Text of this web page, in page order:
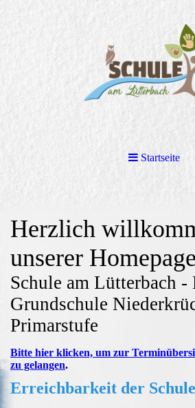
Startseite
Herzlich
unserer Homepage
Schule am Lütterbach -
Grundschule
Primarstufe
Bitte hier klicken, um zur
zu gelangen.
Erreichbarkeit der Schule